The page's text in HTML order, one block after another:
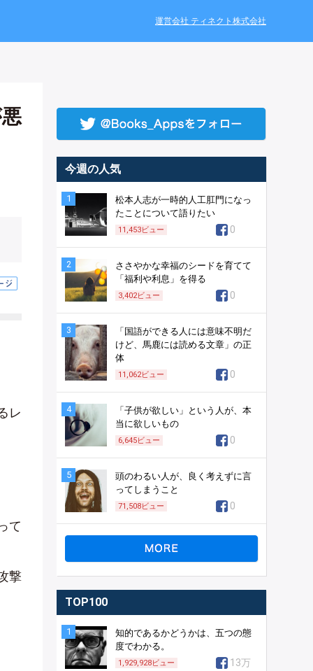
運営会社 ティネクト株式会社
レ
て
撃
今週の人気
1
松本人志が一時的人工肛門になっ
たことについて語りたい
11,453ビュー 0
2
ささやかな幸福のシードを育てて
「福利や利息」を得る
3,402ビュー 0
3
「国語ができる人には意味不明だ
けど、馬鹿には読める文章」の正
体
11,062ビュー 0
4
「子供が欲しい」という人が、本
当に欲しいもの
6,645ビュー 0
5
頭のわるい人が、良く考えずに言
ってしまうこと
71,508ビュー 0
TOP100
1
知的であるかどうかは、五つの態
度でわかる。
1,929,928ビュー 13万